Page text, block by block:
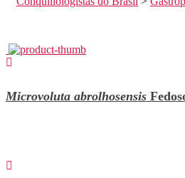
Microvoluta abrolhosensis